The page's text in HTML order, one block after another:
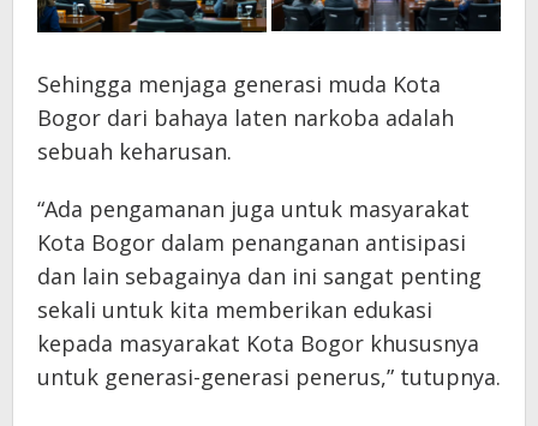
Sehingga menjaga generasi muda Kota
Bogor dari bahaya laten narkoba adalah
sebuah keharusan.
“Ada pengamanan juga untuk masyarakat
Kota Bogor dalam penanganan antisipasi
dan lain sebagainya dan ini sangat penting
sekali untuk kita memberikan edukasi
kepada masyarakat Kota Bogor khususnya
untuk generasi-generasi penerus,” tutupnya.